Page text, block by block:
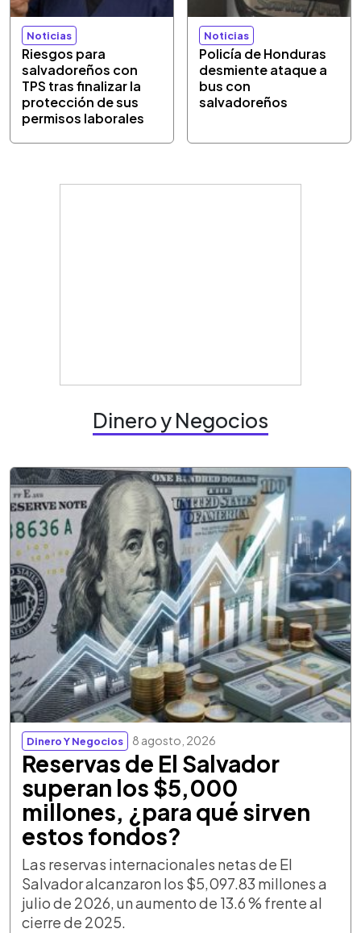
Noticias
Riesgos para
salvadoreños con
TPS tras finalizar la
protección de sus
permisos laborales
Noticias
Policía de Honduras
desmiente ataque a
bus con
salvadoreños
Dinero y Negocios
Dinero Y Negocios 8 agosto, 2026
Reservas de El Salvador
superan los $5,000
millones, ¿para qué sirven
estos fondos?
Las reservas internacionales netas de El
Salvador alcanzaron los $5,097.83 millones a
julio de 2026, un aumento de 13.6 % frente al
cierre de 2025.